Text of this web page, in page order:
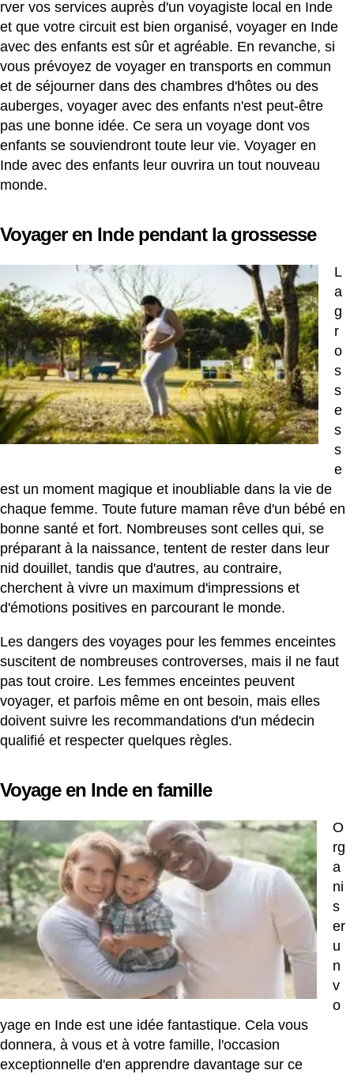
rver vos services auprès d'un voyagiste local en Inde
et que votre circuit est bien organisé, voyager en Inde
avec des enfants est sûr et agréable. En revanche, si
vous prévoyez de voyager en transports en commun
et de séjourner dans des chambres d'hôtes ou des
auberges, voyager avec des enfants n'est peut-être
pas une bonne idée. Ce sera un voyage dont vos
enfants se souviendront toute leur vie. Voyager en
Inde avec des enfants leur ouvrira un tout nouveau
monde.
Voyager en Inde pendant la grossesse
L
a
g
r
o
s
s
e
s
s
e
est un moment magique et inoubliable dans la vie de
chaque femme. Toute future maman rêve d'un bébé en
bonne santé et fort. Nombreuses sont celles qui, se
préparant à la naissance, tentent de rester dans leur
nid douillet, tandis que d'autres, au contraire,
cherchent à vivre un maximum d'impressions et
d'émotions positives en parcourant le monde.
Les dangers des voyages pour les femmes enceintes
suscitent de nombreuses controverses, mais il ne faut
pas tout croire. Les femmes enceintes peuvent
voyager, et parfois même en ont besoin, mais elles
doivent suivre les recommandations d'un médecin
qualifié et respecter quelques règles.
Voyage en Inde en famille
O
rg
a
ni
s
er
u
n
v
o
yage en Inde est une idée fantastique. Cela vous
donnera, à vous et à votre famille, l'occasion
exceptionnelle d'en apprendre davantage sur ce